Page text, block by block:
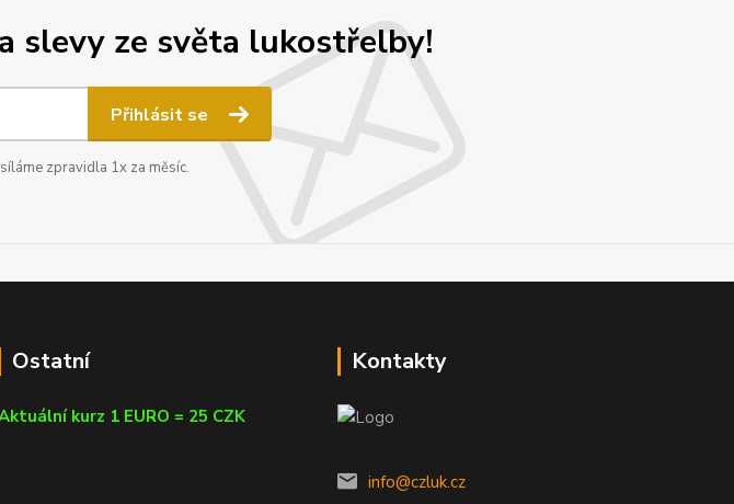
slevy ze světa lukostřelby!
Přihlásit se
zpravidla 1x za měsíc.
Ostatní
kurz 1 EURO = 25 CZK
Kontakty
info@czluk.cz